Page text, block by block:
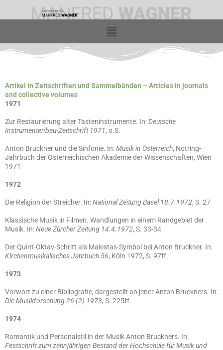
springen
Menü
Artikel in Zeitschriften und Sammelbänden – Articles in journals
and collective volumes
1971
Zur Restaurierung alter Tasteninstrumente. In:Deutsche
Instrumentenbau-Zeitschrift 1971, o.S.
Anton Bruckner und die Sinfonie. In:Musik in Österreich, Notring-
Jahrbuch der Österreichischen Akademie der Wissenschaften, Wien
1971
1972
Die Religion der Streicher. In:National Zeitung Basel 18.7.1972, S. 27
Klassische Musik in Filmen. Wandlungen in einem Randgebiet der
Musik. In:Neue Zürcher Zeitung 14.4.1972, S. 33-34
Der Quint-Oktav-Schritt als Maiestas-Symbol bei Anton Bruckner. In:
Kirchenmusikalisches Jahrbuch 56, Köln 1972, S. 97ff.
1973
Vorwort zu einer Bibliografie, dargestellt an jener Anton Bruckners. In:
Die Musikforschung 26 (2) 1973, S. 225ff.
1974
Romantik und Personalstil in der Musik Anton Bruckners. In:
Festschrift zum zehnjährigen Bestand der Hochschule für Musik und